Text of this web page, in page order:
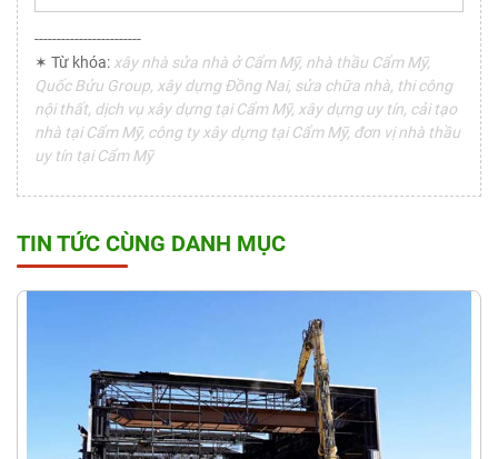
------------------------
✶ Từ khóa: xây nhà sửa nhà ở Cẩm Mỹ, nhà thầu Cẩm Mỹ,
Quốc Bửu Group, xây dựng Đồng Nai, sửa chữa nhà, thi công
nội thất, dịch vụ xây dựng tại Cẩm Mỹ, xây dựng uy tín, cải tạo
nhà tại Cẩm Mỹ, công ty xây dựng tại Cẩm Mỹ, đơn vị nhà thầu
uy tín tại Cẩm Mỹ
TIN TỨC CÙNG DANH MỤC